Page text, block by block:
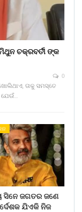
ଚକ୍ରବର୍ତୀ ଙ୍କ
0
ତାକୁ ସମସ୍ତେ
ସିନେ ଜଗତର ଜଣେ
ଯିଏକି ନିଜ